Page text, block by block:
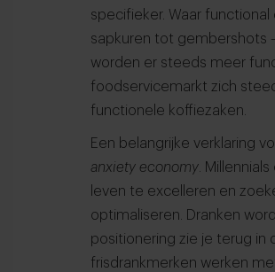
specifieker. Waar
sapkuren tot gembershots
worden er steeds meer
foodservicemarkt zich
functionele koffiezaken.
Een belangrijke verklaring
anxiety economy .
leven te excelleren en
optimaliseren. Dranken
positionering zie je terug in
frisdrankmerken werken